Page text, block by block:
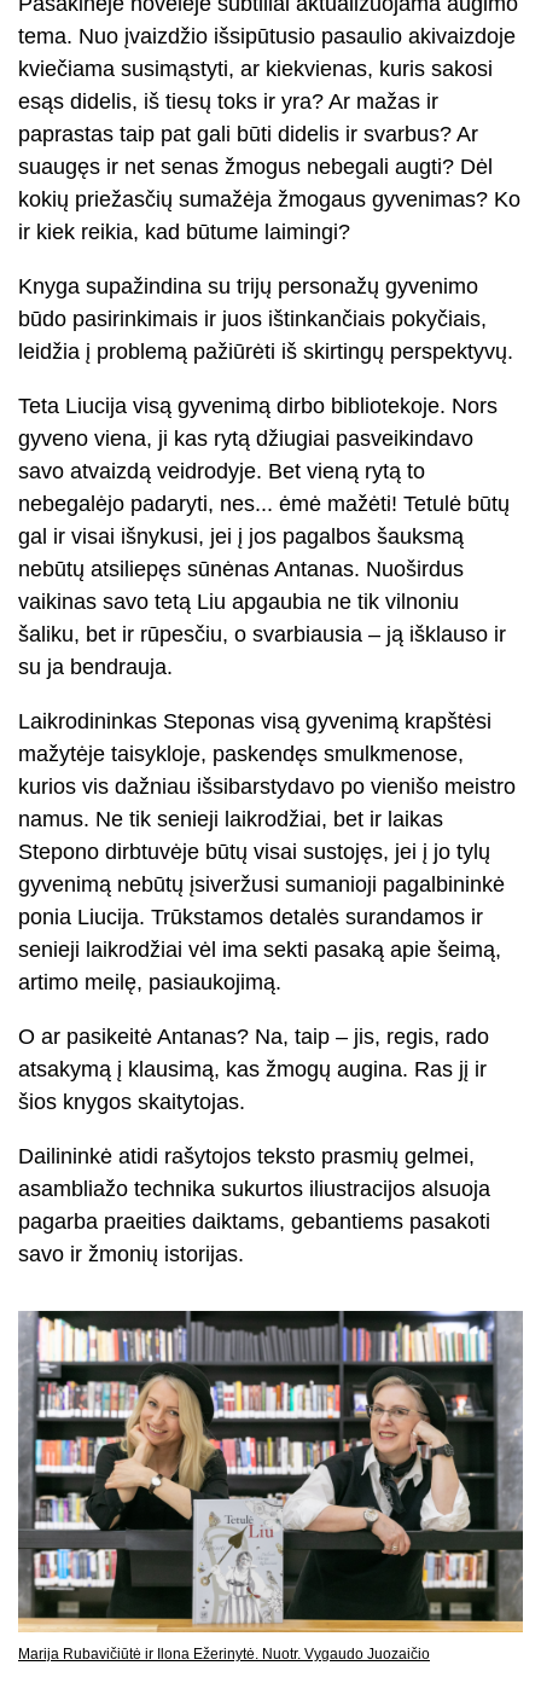
tema. Nuo įvaizdžio išsipūtusio pasaulio akivaizdoje
kviečiama susimąstyti, ar kiekvienas, kuris sakosi
esąs didelis, iš tiesų toks ir yra? Ar mažas ir
paprastas taip pat gali būti didelis ir svarbus? Ar
suaugęs ir net senas žmogus nebegali augti? Dėl
kokių priežasčių sumažėja žmogaus gyvenimas? Ko
ir kiek reikia, kad būtume laimingi?
Knyga supažindina su trijų personažų gyvenimo
būdo pasirinkimais ir juos ištinkančiais pokyčiais,
leidžia į problemą pažiūrėti iš skirtingų perspektyvų.
Teta Liucija visą gyvenimą dirbo bibliotekoje. Nors
gyveno viena, ji kas rytą džiugiai pasveikindavo
savo atvaizdą veidrodyje. Bet vieną rytą to
nebegalėjo padaryti, nes... ėmė mažėti! Tetulė būtų
gal ir visai išnykusi, jei į jos pagalbos šauksmą
nebūtų atsiliepęs sūnėnas Antanas. Nuoširdus
vaikinas savo tetą Liu apgaubia ne tik vilnoniu
šaliku, bet ir rūpesčiu, o svarbiausia – ją išklauso ir
su ja bendrauja.
Laikrodininkas Steponas visą gyvenimą krapštėsi
mažytėje taisykloje, paskendęs smulkmenose,
kurios vis dažniau išsibarstydavo po vienišo meistro
namus. Ne tik senieji laikrodžiai, bet ir laikas
Stepono dirbtuvėje būtų visai sustojęs, jei į jo tylų
gyvenimą nebūtų įsiveržusi sumanioji pagalbininkė
ponia Liucija. Trūkstamos detalės surandamos ir
senieji laikrodžiai vėl ima sekti pasaką apie šeimą,
artimo meilę, pasiaukojimą.
O ar pasikeitė Antanas? Na, taip – jis, regis, rado
atsakymą į klausimą, kas žmogų augina. Ras jį ir
šios knygos skaitytojas.
Dailininkė atidi rašytojos teksto prasmių gelmei,
asambliažo technika sukurtos iliustracijos alsuoja
pagarba praeities daiktams, gebantiems pasakoti
savo ir žmonių istorijas.
Marija Rubavičiūtė ir Ilona Ežerinytė. Nuotr. Vygaudo Juozaičio